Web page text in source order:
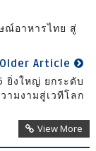
ณ์อาหารไทย สู่
Older Article
ยิ่งใหญ่ ยกระดับ
ามงามสู่เวทีโลก
View More